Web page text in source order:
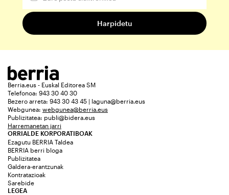
Berria.eus - Euskal Editorea SM
Telefonoa: 943 30 40 30
Bezero arreta: 943 30 43 45 | laguna@berria.eus
Webgunea: webgunea@berria.eus
Publizitatea: publi@bidera.eus
Harremanetan jarri
ORRIALDE KORPORATIBOAK
Ezagutu BERRIA Taldea
BERRIA berri bloga
Publizitatea
Galdera-erantzunak
Kontratazioak
Sarebide
LEGEA